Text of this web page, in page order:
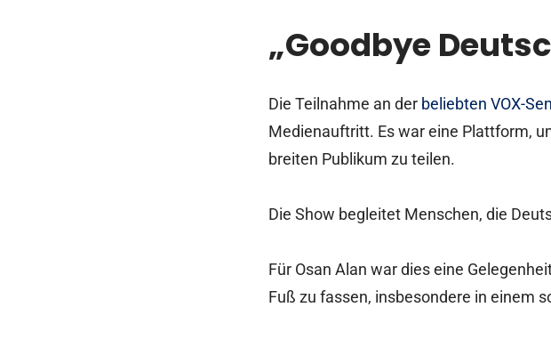
„Goodbye
Die Teilnahme an der beliebten VOX-
Medienauftritt. Es war eine Plattform,
breiten Publikum zu teilen.
Die Show begleitet Menschen, die
Für Osan Alan war dies eine
Fuß zu fassen, insbesondere in einem